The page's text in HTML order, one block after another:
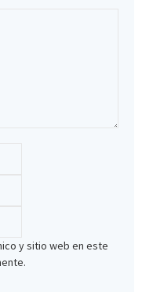
y sitio web en este